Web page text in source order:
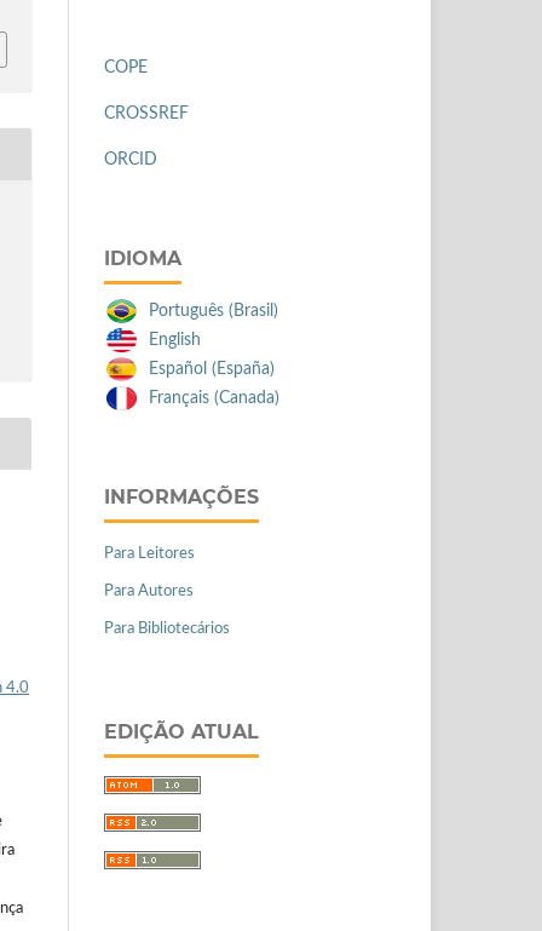
4.0
COPE
CROSSREF
ORCID
IDIOMA
Português (Brasil)
English
Español (España)
Français (Canada)
INFORMAÇÕES
Para Leitores
Para Autores
Para Bibliotecários
EDIÇÃO ATUAL